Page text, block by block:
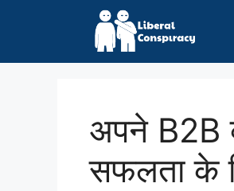
अपने B2B
सफलता के